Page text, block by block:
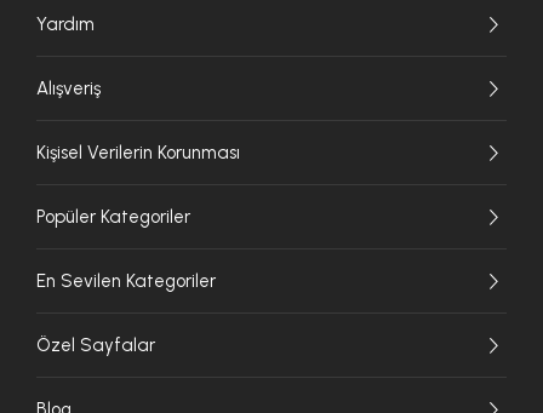
Yardım
Alışveriş
Kişisel Verilerin Korunması
Popüler Kategoriler
En Sevilen Kategoriler
Özel Sayfalar